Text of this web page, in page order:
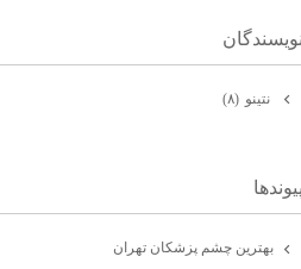
نتينو (۸)
بهترين چشم پزشكان تهران